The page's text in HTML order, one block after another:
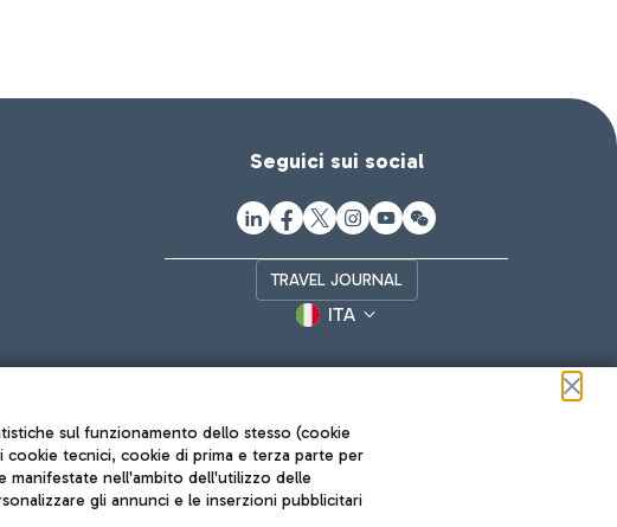
Seguici sui social
TRAVEL JOURNAL
ITA
sul funzionamento dello stesso (cookie
cookie tecnici, cookie di prima e terza parte per
manifestate nell'ambito dell'utilizzo delle
gli annunci e le inserzioni pubblicitari